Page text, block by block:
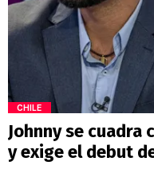
CHILE
Johnny se cuadra
y exige el debut